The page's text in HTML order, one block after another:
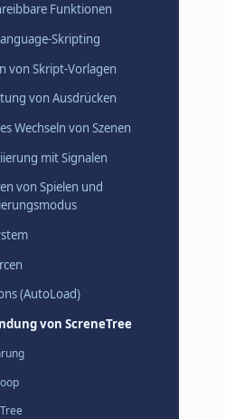
Funktionen
Skripting
von Skript-Vorlagen
von Ausdrücken
Wechseln von Szenen
mit Signalen
von Spielen und
(AutoLoad)
von ScreneTree